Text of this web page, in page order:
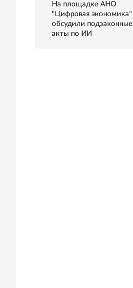
На площадке АНО
"Цифровая экономика"
обсудили подзаконные
акты по ИИ